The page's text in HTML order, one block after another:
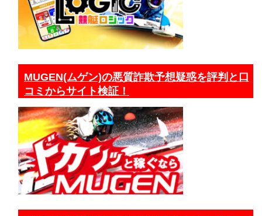
MUGEN(ムゲン)の悪質詐欺予想疑惑を評判と口
コミからサイト検証！